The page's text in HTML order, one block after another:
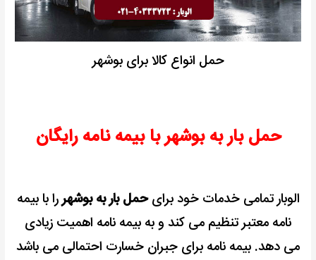
حمل انواع کالا برای بوشهر
حمل بار به بوشهر با بیمه نامه رایگان
الوبار تمامی خدمات خود برایحمل بار به بوشهررا با بیمه
نامه معتبر تنظیم می کند و به بیمه نامه اهمیت زیادی
می دهد. بیمه نامه برای جبران خسارت احتمالی می باشد